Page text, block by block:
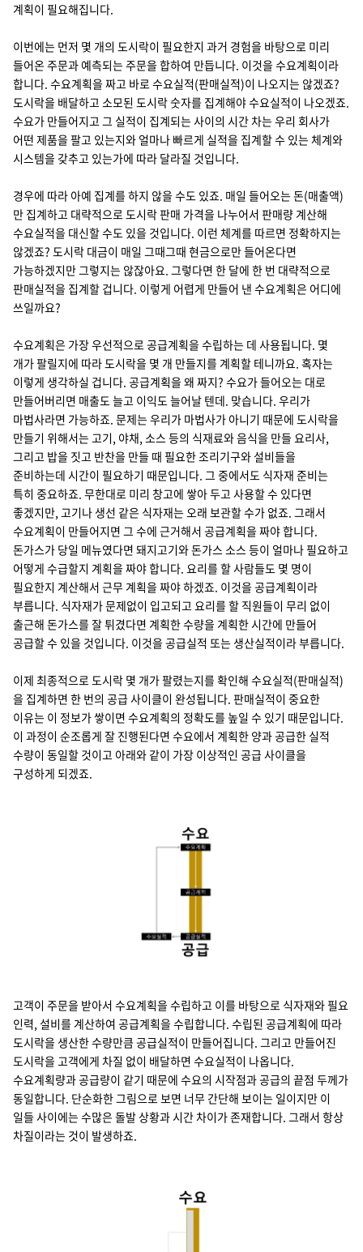
계획이 필요해집니다.
이번에는 먼저 몇 개의 도시락이 필요한지 과거 경험을 바탕으로 미리
들어온 주문과 예측되는 주문을 합하여 만듭니다. 이것을 수요계획이라
합니다. 수요계획을 짜고 바로 수요실적(판매실적)이 나오지는 않겠죠?
도시락을 배달하고 소모된 도시락 숫자를 집계해야 수요실적이 나오겠죠.
수요가 만들어지고 그 실적이 집계되는 사이의 시간 차는 우리 회사가
어떤 제품을 팔고 있는지와 얼마나 빠르게 실적을 집계할 수 있는 체계와
시스템을 갖추고 있는가에 따라 달라질 것입니다.
경우에 따라 아예 집계를 하지 않을 수도 있죠. 매일 들어오는 돈(매출액)
만 집계하고 대략적으로 도시락 판매 가격을 나누어서 판매량 계산해
수요실적을 대신할 수도 있을 것입니다. 이런 체계를 따르면 정확하지는
않겠죠? 도시락 대금이 매일 그때그때 현금으로만 들어온다면
가능하겠지만 그렇지는 않잖아요. 그렇다면 한 달에 한 번 대략적으로
판매실적을 집계할 겁니다. 이렇게 어렵게 만들어 낸 수요계획은 어디에
쓰일까요?
수요계획은 가장 우선적으로 공급계획을 수립하는 데 사용됩니다. 몇
개가 팔릴지에 따라 도시락을 몇 개 만들지를 계획할 테니까요. 혹자는
이렇게 생각하실 겁니다. 공급계획을 왜 짜지? 수요가 들어오는 대로
만들어버리면 매출도 늘고 이익도 늘어날 텐데. 맞습니다. 우리가
마법사라면 가능하죠. 문제는 우리가 마법사가 아니기 때문에 도시락을
만들기 위해서는 고기, 야채, 소스 등의 식재료와 음식을 만들 요리사,
그리고 밥을 짓고 반찬을 만들 때 필요한 조리기구와 설비들을
준비하는데 시간이 필요하기 때문입니다. 그 중에서도 식자재 준비는
특히 중요하죠. 무한대로 미리 창고에 쌓아 두고 사용할 수 있다면
좋겠지만, 고기나 생선 같은 식자재는 오래 보관할 수가 없죠. 그래서
수요계획이 만들어지면 그 수에 근거해서 공급계획을 짜야 합니다.
돈가스가 당일 메뉴였다면 돼지고기와 돈가스 소스 등이 얼마나 필요하고
어떻게 수급할지 계획을 짜야 합니다. 요리를 할 사람들도 몇 명이
필요한지 계산해서 근무 계획을 짜야 하겠죠. 이것을 공급계획이라
부릅니다. 식자재가 문제없이 입고되고 요리를 할 직원들이 무리 없이
출근해 돈가스를 잘 튀겼다면 계획한 수량을 계획한 시간에 만들어
공급할 수 있을 것입니다. 이것을 공급실적 또는 생산실적이라 부릅니다.
이제 최종적으로 도시락 몇 개가 팔렸는지를 확인해 수요실적(판매실적)
을 집계하면 한 번의 공급 사이클이 완성됩니다. 판매실적이 중요한
이유는 이 정보가 쌓이면 수요계획의 정확도를 높일 수 있기 때문입니다.
이 과정이 순조롭게 잘 진행된다면 수요에서 계획한 양과 공급한 실적
수량이 동일할 것이고 아래와 같이 가장 이상적인 공급 사이클을
구성하게 되겠죠.
고객이 주문을 받아서 수요계획을 수립하고 이를 바탕으로 식자재와 필요
인력, 설비를 계산하여 공급계획을 수립합니다. 수립된 공급계획에 따라
도시락을 생산한 수량만큼 공급실적이 만들어집니다. 그리고 만들어진
도시락을 고객에게 차질 없이 배달하면 수요실적이 나옵니다.
수요계획량과 공급량이 같기 때문에 수요의 시작점과 공급의 끝점 두께가
동일합니다. 단순화한 그림으로 보면 너무 간단해 보이는 일이지만 이
일들 사이에는 수많은 돌발 상황과 시간 차이가 존재합니다. 그래서 항상
차질이라는 것이 발생하죠.